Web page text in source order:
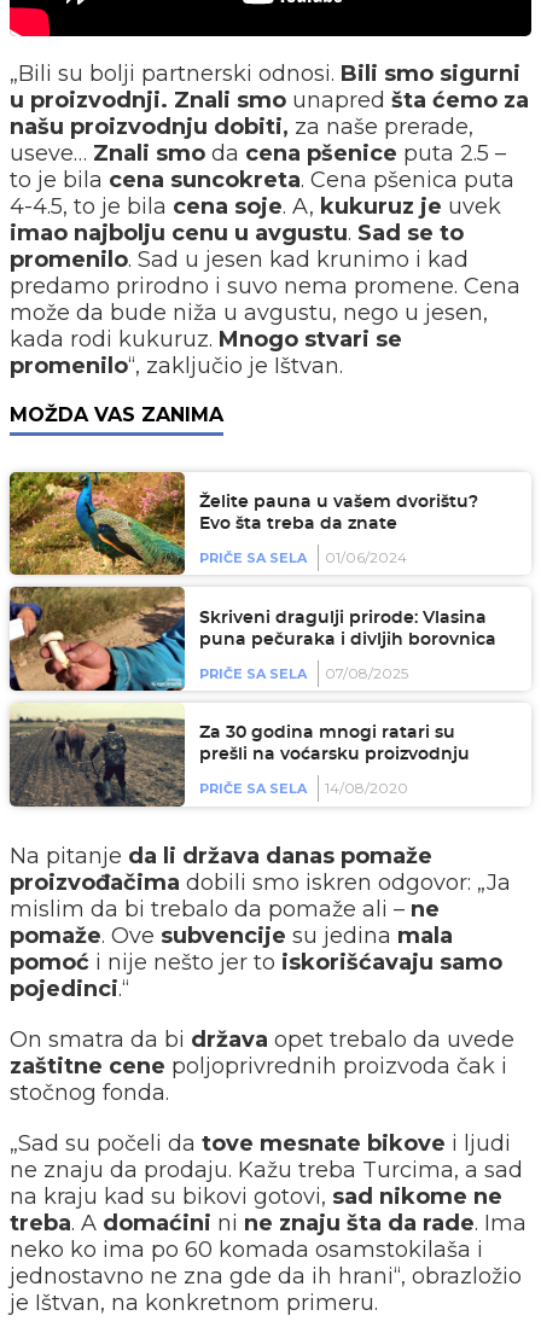
„Bili su bolji partnerski odnosi. Bili smo sigurni
u proizvodnji. Znali smo unapred šta ćemo za
našu proizvodnju dobiti, za naše prerade,
useve… Znali smo da cena pšenice puta 2.5 –
to je bila cena suncokreta. Cena pšenica puta
4-4.5, to je bila cena soje. A, kukuruz je uvek
imao najbolju cenu u avgustu. Sad se to
promenilo. Sad u jesen kad krunimo i kad
predamo prirodno i suvo nema promene. Cena
može da bude niža u avgustu, nego u jesen,
kada rodi kukuruz. Mnogo stvari se
promenilo“, zaključio je Ištvan.
MOŽDA VAS ZANIMA
Želite pauna u vašem dvorištu?
Evo šta treba da znate
PRIČE SA SELA 01/06/2024
Skriveni dragulji prirode: Vlasina
puna pečuraka i divljih borovnica
PRIČE SA SELA 07/08/2025
Za 30 godina mnogi ratari su
prešli na voćarsku proizvodnju
PRIČE SA SELA 14/08/2020
Na pitanje da li država danas pomaže
proizvođačima dobili smo iskren odgovor: „Ja
mislim da bi trebalo da pomaže ali – ne
pomaže. Ove subvencije su jedina mala
pomoć i nije nešto jer to iskorišćavaju samo
pojedinci.“
On smatra da bi država opet trebalo da uvede
zaštitne cene poljoprivrednih proizvoda čak i
stočnog fonda.
„Sad su počeli da tove mesnate bikove i ljudi
ne znaju da prodaju. Kažu treba Turcima, a sad
na kraju kad su bikovi gotovi, sad nikome ne
treba. A domaćini ni ne znaju šta da rade. Ima
neko ko ima po 60 komada osamstokilaša i
jednostavno ne zna gde da ih hrani“, obrazložio
je Ištvan, na konkretnom primeru.